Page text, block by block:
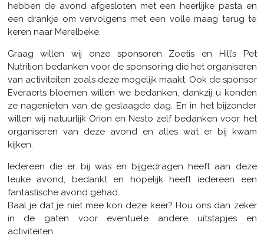
hebben de avond afgesloten met een heerlijke pasta en
een drankje om vervolgens met een volle maag terug te
keren naar Merelbeke.
Graag willen wij onze sponsoren Zoetis en Hill’s Pet
Nutrition bedanken voor de sponsoring die het organiseren
van activiteiten zoals deze mogelijk maakt. Ook de sponsor
Everaerts bloemen willen we bedanken, dankzij u konden
ze nagenieten van de geslaagde dag. En in het bijzonder
willen wij natuurlijk Orion en Nesto zelf bedanken voor het
organiseren van deze avond en alles wat er bij kwam
kijken.
Iedereen die er bij was en bijgedragen heeft aan deze
leuke avond, bedankt en hopelijk heeft iedereen een
fantastische avond gehad.
Baal je dat je niet mee kon deze keer? Hou ons dan zeker
in de gaten voor eventuele andere uitstapjes en
activiteiten.